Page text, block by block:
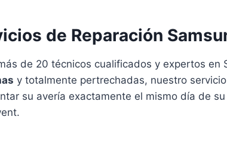
de Reparación
de 20 técnicos cualificados y expertos en
y totalmente pertrechadas, nuestro
su avería exactamente el mismo día de